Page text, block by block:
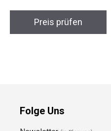
Preis prüfen